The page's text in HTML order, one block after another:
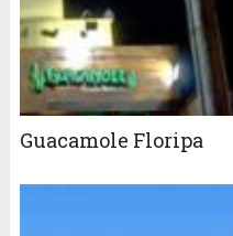
Guacamole Floripa